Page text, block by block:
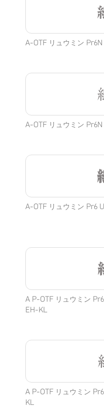
A-OTF リュウミン
A-OTF リュウミン
A-OTF リュウミン Pr6
A P-OTF リュウミン
EH-KL
A P-OTF リュウミン
KL